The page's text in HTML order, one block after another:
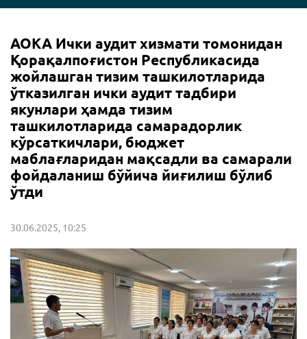
АОКА Ички аудит хизмати томонидан
Қорақалпоғистон Республикасида
жойлашган тизим ташкилотларида
ўтказилган ички аудит тадбири
якунлари ҳамда тизим
ташкилотларида самарадорлик
кўрсаткичлари, бюджет
маблағларидан мақсадли ва самарали
фойдаланиш бўйича йиғилиш бўлиб
ўтди
30.06.2025, 10:25